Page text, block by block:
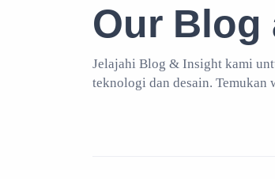
Our Blog
Jelajahi Blog & Insight kami
teknologi dan desain. Temukan